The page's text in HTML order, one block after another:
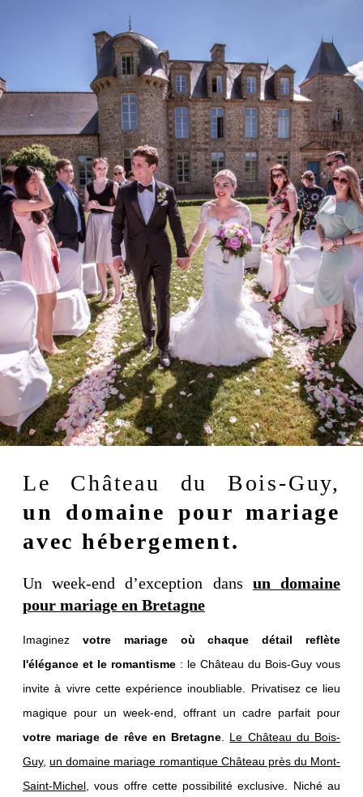
Le Château du Bois-Guy,
un domaine pour mariage
avec hébergement.
Un week-end d’exception dans un domaine
pour mariage en Bretagne
Imaginez votre mariage où chaque détail reflète
l'élégance et le romantisme : le Château du Bois-Guy vous
invite à vivre cette expérience inoubliable. Privatisez ce lieu
magique pour un week-end, offrant un cadre parfait pour
votre mariage de rêve en Bretagne
Le Château du Bois-
Guy,un domaine mariage romantique Château près du Mont-
Saint-Michel , vous offre cette possibilité exclusive. Niché au